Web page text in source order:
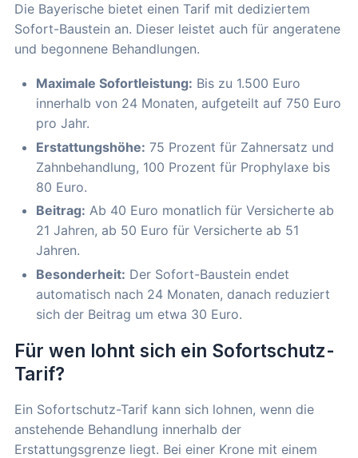
Die Bayerische bietet einen Tarif mit dediziertem
Sofort-Baustein an. Dieser leistet auch für angeratene
und begonnene Behandlungen.
Maximale Sofortleistung: Bis zu 1.500 Euro
innerhalb von 24 Monaten, aufgeteilt auf 750 Euro
pro Jahr.
Erstattungshöhe: 75 Prozent für Zahnersatz und
Zahnbehandlung, 100 Prozent für Prophylaxe bis
80 Euro.
Beitrag: Ab 40 Euro monatlich für Versicherte ab
21 Jahren, ab 50 Euro für Versicherte ab 51
Jahren.
Besonderheit: Der Sofort-Baustein endet
automatisch nach 24 Monaten, danach reduziert
sich der Beitrag um etwa 30 Euro.
Für wen lohnt sich ein Sofortschutz-
Tarif?
Ein Sofortschutz-Tarif kann sich lohnen, wenn die
anstehende Behandlung innerhalb der
Erstattungsgrenze liegt. Bei einer Krone mit einem